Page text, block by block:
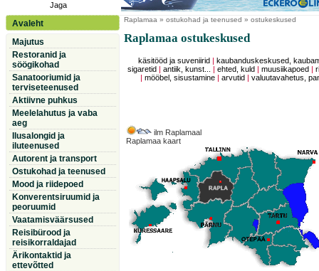
Jaga
Avaleht
Majutus
Restoranid ja
söögikohad
Sanatooriumid ja
terviseteenused
Aktiivne puhkus
Meelelahutus ja vaba
aeg
Ilusalongid ja
iluteenused
Autorent ja transport
Ostukohad ja teenused
Mood ja riidepoed
Konverentsiruumid ja
peoruumid
Vaatamisväärsused
Reisibürood ja
reisikorraldajad
Ärikontaktid ja
ettevõtted
Raplamaa » ostukohad ja teenused » ostukeskused
Raplamaa ostukeskused
käsitööd ja suveniirid
kaubanduskeskused,
sigaretid
|antiik, kunst... |ehted, kuld |muusiikapoed |
|mööbel, sisustamine |arvutid |valuutavahetus,
ilm Raplamaal
Raplamaa kaart